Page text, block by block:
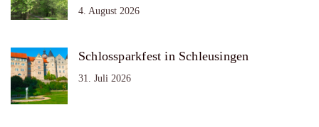
4. August 2026
Schlossparkfest in Schleusingen
31. Juli 2026